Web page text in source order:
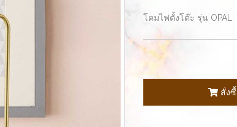
โคมไฟตั้งโต๊ะ รุ่น OPAL
สั่ง